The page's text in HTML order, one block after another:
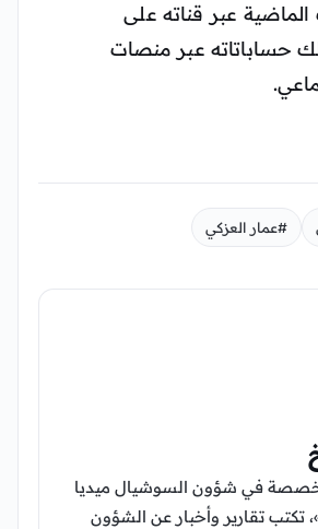
عبر قناته على
حساباتاته عبر منصات
#عمار العزكي
في شؤون السوشيال ميديا
تكتب تقارير وأخبار عن الشؤون